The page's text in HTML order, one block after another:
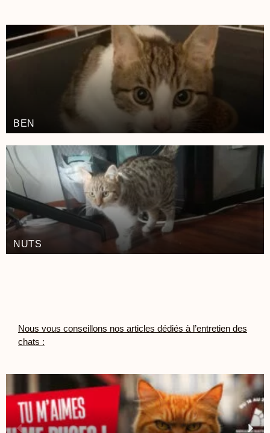
BEN
NUTS
Nous vous conseillons nos articles dédiés à l’entretien des
chats :